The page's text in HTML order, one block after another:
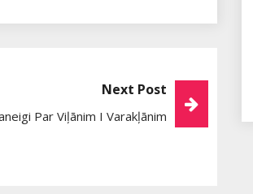
Next Post
Par Viļānim I Varakļānim